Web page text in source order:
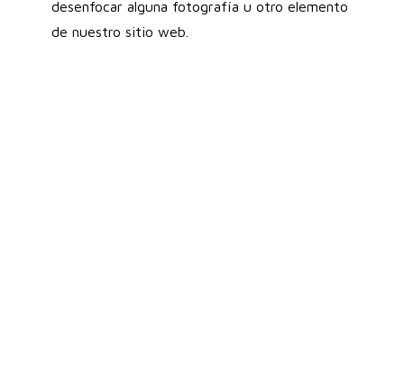
desenfocar alguna fotografía u otro elemento
de nuestro sitio web.